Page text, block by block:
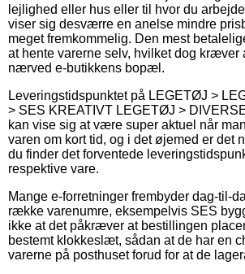
lejlighed eller hus eller til hvor du
viser sig desværre en anelse mindre
meget fremkommelig. Den mest
at hente varerne selv, hvilket dog kræver
nærved e-butikkens bopæl.
Leveringstidspunktet på LEGETØJ >
> SES KREATIVT LEGETØJ >
kan vise sig at være super aktuel når
varen om kort tid, og i det øjemed er det
du finder det forventede
respektive vare.
Mange e-forretninger frembyder dag-til-
række varenumre, eksempelvis SES
ikke at det påkræver at bestillingen
bestemt klokkeslæt, sådan at de har en
varerne på posthuset forud for at de